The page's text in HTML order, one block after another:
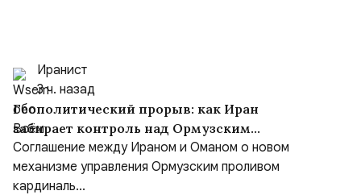
Иранист
3 ч. назад
Геополитический прорыв: как Иран
забирает контроль над Ормузским
проливом
Соглашение между Ираном и Оманом о новом
механизме управления Ормузским проливом
кардиналь...